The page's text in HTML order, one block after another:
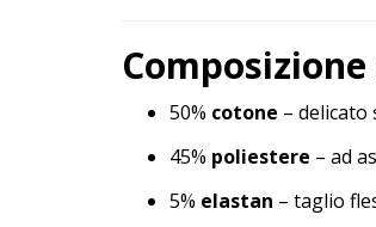
50% cotone –
45% poliestere – ad
5% elastan – taglio